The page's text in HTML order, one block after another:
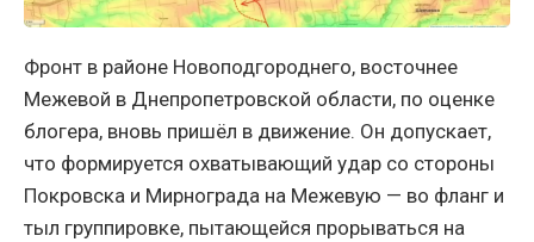
Фронт в районе Новоподгороднего, восточнее
Межевой в Днепропетровской области, по оценке
блогера, вновь пришёл в движение. Он допускает,
что формируется охватывающий удар со стороны
Покровска и Мирнограда на Межевую — во фланг и
тыл группировке, пытающейся прорываться на